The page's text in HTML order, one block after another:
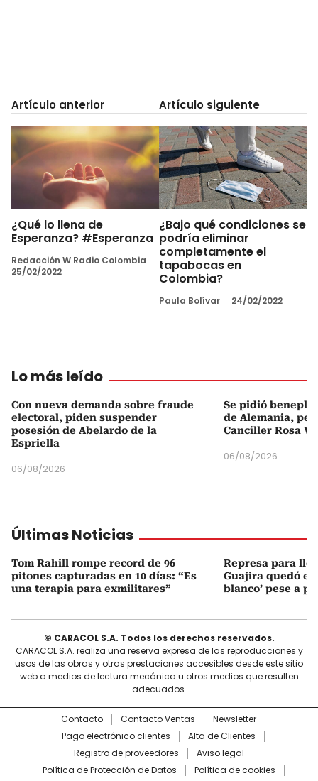
Artículo anterior
¿Qué lo llena de
Esperanza? #Esperanza
Redacción W Radio Colombia
25/02/2022
Artículo siguiente
¿Bajo qué condiciones se
podría eliminar
completamente el
tapabocas en
Colombia?
Paula Bolívar 24/02/2022
Lo más leído
Con nueva demanda sobre fraude
electoral, piden suspender
posesión de Abelardo de la
Espriella
06/08/2026
Se pidió
de Alemania,
Canciller Rosa
06/08/2026
Últimas Noticias
Tom Rahill rompe record de 96
pitones capturadas en 10 días: “Es
una terapia para exmilitares”
Represa para
Guajira quedó en
blanco’ pese a
© CARACOL S.A. Todos los derechos reservados.
CARACOL S.A. realiza una reserva expresa de las reproducciones y
usos de las obras y otras prestaciones accesibles desde este sitio
web a medios de lectura mecánica u otros medios que resulten
adecuados.
Contacto Contacto Ventas
Newsletter
Pago electrónico clientes
Alta de Clientes
Registro de proveedores
Aviso legal
Política de Protección de Datos
Política de cookies